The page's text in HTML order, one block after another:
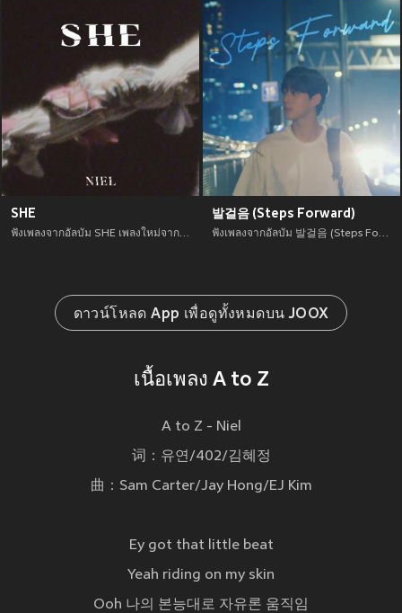
SHE
ฟังเพลงจากอัลบัม SHE เพลงใหม่จาก อัพเดทเพลงใหม่ล่าสุดก่อนใคร ตลอดปี 2021
발걸음 (Steps Forward)
ฟังเพลงจากอัลบัม 발걸음 (Steps Forward) เพลงใหม่จาก อัพเดทเพลงใหม่ล่าสุดก่อนใคร ตลอดปี 2021
ดาวน์โหลด App เพื่อดูทั้งหมดบน JOOX
เนื้อเพลง A to Z
A to Z - Niel
词：유연/402/김혜정
曲：Sam Carter/Jay Hong/EJ Kim
Ey got that little beat
Yeah riding on my skin
Ooh 나의 본능대로 자유론 움직임